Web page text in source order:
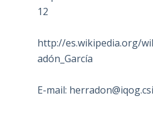
12
http://es.wikipedia.org/
adón_García
E-mail: